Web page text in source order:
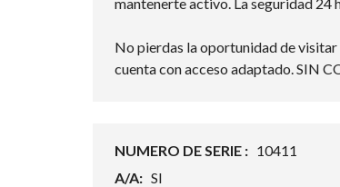
No pierdas la oportunidad de
cuenta con acceso adaptado. SIN
NUMERO DE SERIE : 10411
A/A: SI